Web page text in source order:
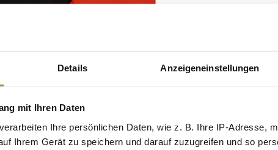
Details Anzeigeneinstellungen
mit Ihren Daten
verarbeiten Ihre persönlichen Daten, wie z. B. Ihre IP-Adresse,
Ihrem Gerät zu speichern und darauf zuzugreifen und so
Advertisement